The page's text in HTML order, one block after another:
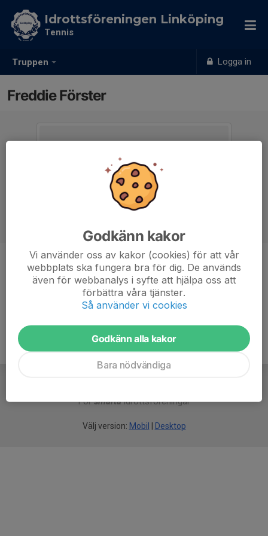
Truppen Logga in
Idrottsföreningen Linköping
Tennis
Freddie Förster
Titel
Sektionsledare
78 år
Försmartaidrottsföreningar
Välj version: Mobil Desktop
Godkänn kakor
Vi använder oss av kakor (cookies) för att vår
webbplats ska fungera bra för dig. De används
även för webbanalys i syfte att hjälpa oss att
förbättra våra tjänster.
Så använder vi cookies
Godkänn alla kakor
Bara nödvändiga